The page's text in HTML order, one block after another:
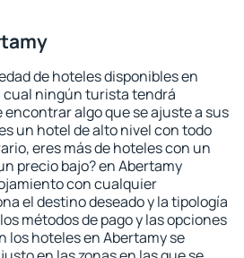
de hoteles disponibles en
cual ningún turista tendrá
encontrar algo que se ajuste a sus
un hotel de alto nivel con todo
eres más de hoteles con un
precio bajo? en Abertamy
con cualquier
el destino deseado y la tipología
métodos de pago y las opciones
los hoteles en Abertamy se